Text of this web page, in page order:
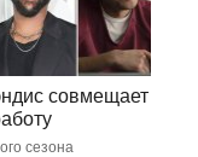
совмещает
сезона